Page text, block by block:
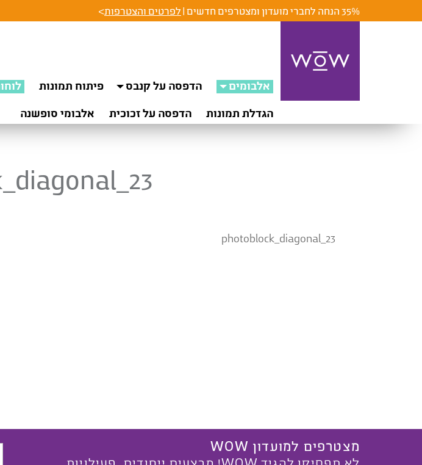
35% הנחה לחברי מועדון ומצטרפים חדשים | לפרטים והצטרפות>
אלבומים הדפסה על קנבס פיתוח תמונות
הגדלת תמונות
הדפסה על זכוכית אלבומי סופשנה
photoblock_diagonal_23
מצטרפים למועדון WOW